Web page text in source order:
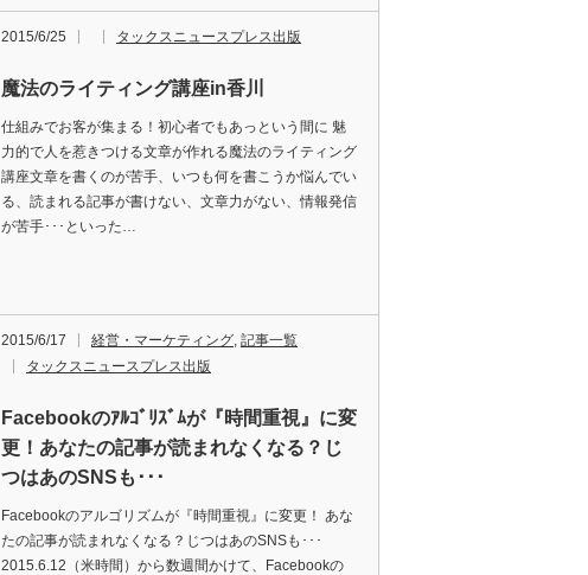
2015/6/25 タックスニュースプレス出版
魔法のライティング講座in香川
仕組みでお客が集まる！初心者でもあっという間に 魅
力的で人を惹きつける文章が作れる魔法のライティング
講座文章を書くのが苦手、いつも何を書こうか悩んでい
る、読まれる記事が書けない、文章力がない、情報発信
が苦手･･･といった…
2015/6/17 経営・マーケティング, 記事一覧
タックスニュースプレス出版
Facebookのｱﾙｺﾞﾘｽﾞﾑが『時間重視』に変
更！あなたの記事が読まれなくなる？じ
つはあのSNSも･･･
Facebookのアルゴリズムが『時間重視』に変更！ あな
たの記事が読まれなくなる？じつはあのSNSも･･･
2015.6.12（米時間）から数週間かけて、Facebookの